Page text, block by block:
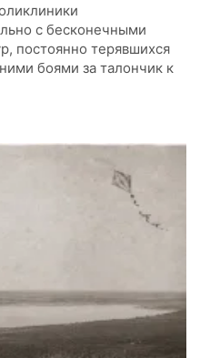
с бесконечными
постоянно терявшихся
боями за талончик к